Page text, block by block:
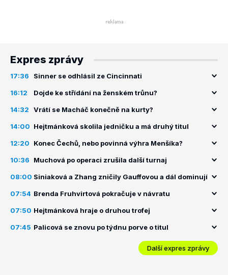
Expres zprávy
17:36 Sinner se odhlásil ze Cincinnati
16:12 Dojde ke střídání na ženském trůnu?
14:32 Vrátí se Macháč konečně na kurty?
14:00 Hejtmánková skolila jedničku a má druhý titul
12:20 Konec Čechů, nebo povinná výhra Menšíka?
10:36 Muchová po operaci zrušila další turnaj
08:00 Siniaková a Zhang zničily Gauffovou a dál dominují
07:54 Brenda Fruhvirtová pokračuje v návratu
07:50 Hejtmánková hraje o druhou trofej
07:45 Palicová se znovu po týdnu porve o titul
Další expres zprávy